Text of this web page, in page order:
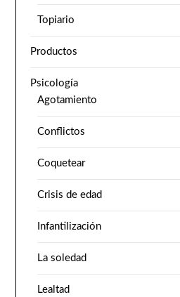
Topiario
Productos
Psicología
Agotamiento
Conflictos
Coquetear
Crisis de edad
Infantilización
La soledad
Lealtad